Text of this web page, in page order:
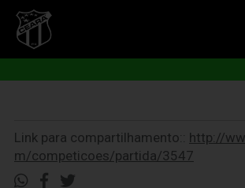
Link para compartilhamento:: http://
m/competicoes/partida/3547